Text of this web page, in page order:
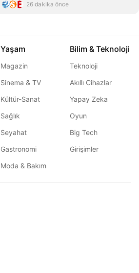
26 dakika önce
Yaşam
Magazin
Sinema & TV
Kültür-Sanat
Sağlık
Seyahat
Gastronomi
Moda & Bakım
Bilim & Teknoloji
Teknoloji
Akıllı Cihazlar
Yapay Zeka
Oyun
Big Tech
Girişimler